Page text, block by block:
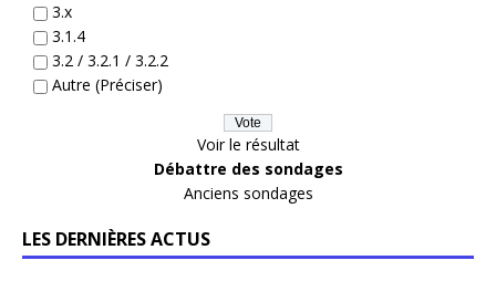
3.x
3.1.4
3.2 / 3.2.1 / 3.2.2
Autre (Préciser)
Voir le résultat
Débattre des sondages
Anciens sondages
LES DERNIÈRES ACTUS